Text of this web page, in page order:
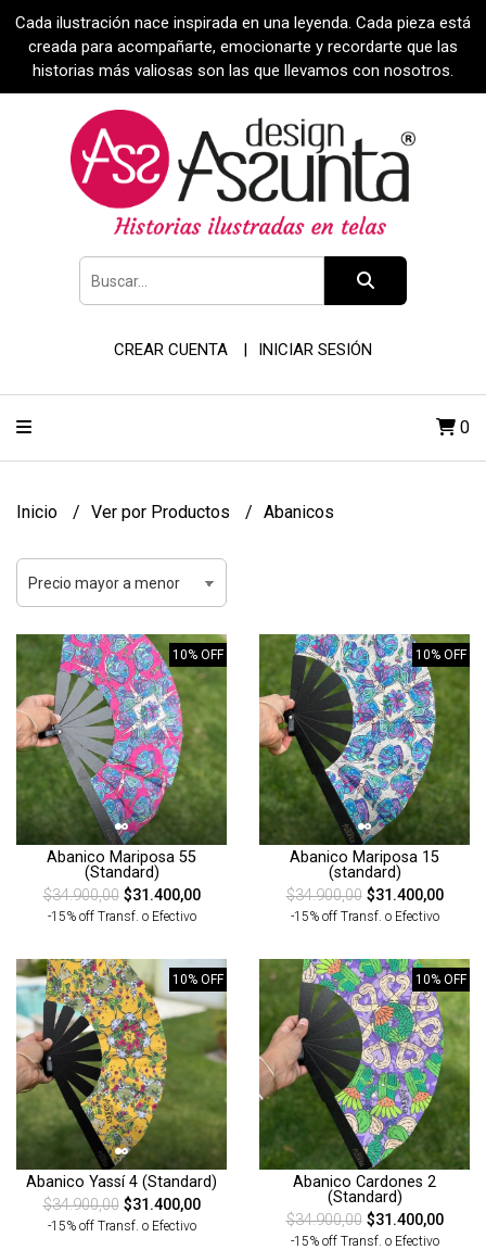
Cada ilustración nace inspirada en una leyenda. Cada pieza está
creada para acompañarte, emocionarte y recordarte que las
historias más valiosas son las que llevamos con nosotros.
CREAR CUENTA INICIAR SESIÓN
0
Inicio Ver por Productos Abanicos
10% OFF
Abanico Mariposa 55
(Standard)
$34.900,00$31.400,00
-15% off Transf. o Efectivo
10% OFF
Abanico Mariposa 15
(standard)
$34.900,00$31.400,00
-15% off Transf. o Efectivo
10% OFF
Abanico Yassí 4 (Standard)
$34.900,00$31.400,00
-15% off Transf. o Efectivo
10% OFF
Abanico Cardones 2
(Standard)
$34.900,00$31.400,00
-15% off Transf. o Efectivo